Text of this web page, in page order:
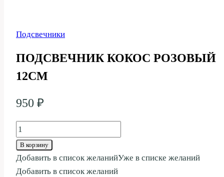
Подсвечники
ПОДСВЕЧНИК КОКОС РОЗОВЫЙ
12СМ
950 ₽
Количество
товара
ПОДСВЕЧНИК
КОКОС
В корзину
Добавить в список желанийУже в списке желаний
Добавить в список желаний